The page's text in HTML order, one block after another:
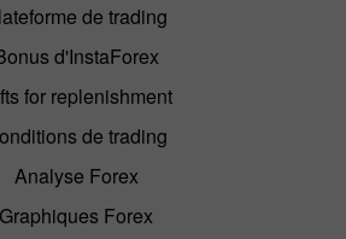
de trading
d'InstaForex
for replenishment
de trading
Analyse Forex
Graphiques Forex